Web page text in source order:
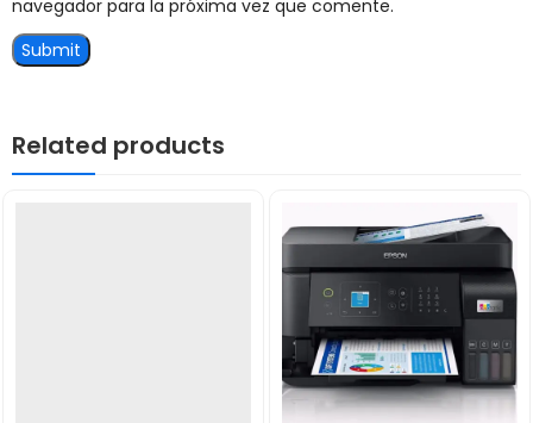
navegador para la próxima vez que comente.
Related products